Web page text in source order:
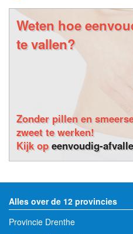
Weten hoe
te vallen?
Zonder pillen en
zweet te werken!
Kijk opeenvoudig-
Alles over de 12 provincies
Provincie Drenthe